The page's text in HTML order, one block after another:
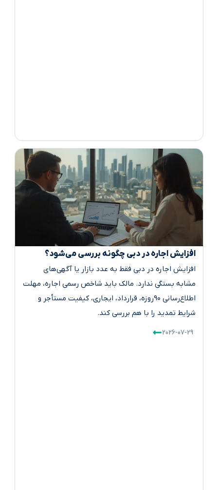
افزایش اجاره در دبی چگونه بررسی می‌شود؟
افزایش اجاره در دبی فقط به عدد بازار یا آگهی‌های
مشابه بستگی ندارد. مالک باید شاخص رسمی اجاره، مهلت
اطلاع‌رسانی ۹۰روزه، قرارداد، ایجاری، کیفیت مستأجر و
شرایط تمدید را با هم بررسی کند.
2026-07-29